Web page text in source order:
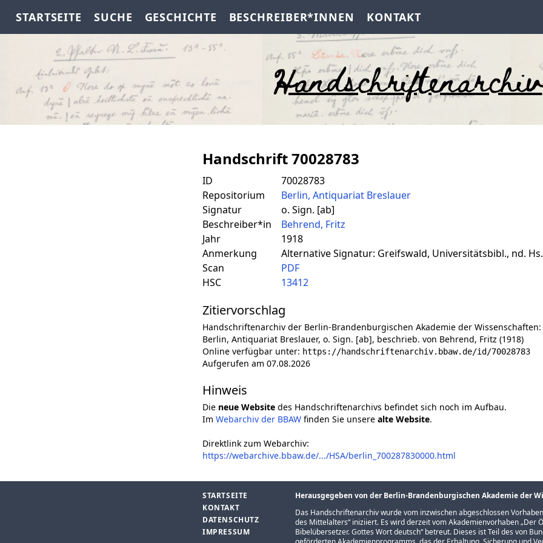
STARTSEITE SUCHE GESCHICHTE BESCHREIBER*INNEN KONTAKT
Handschriftenarchiv
Handschrift 70028783
ID
70028783
Repositorium
Berlin, Antiquariat Breslauer
Signatur
o. Sign. [ab]
Beschreiber*in
Behrend, Fritz
Jahr
1918
Anmerkung
Alternative Signatur: Greifswald, Universitätsbibl., nd.
Scan
PDF
HSC
13412
Zitiervorschlag
Handschriftenarchiv der Berlin-Brandenburgischen Akademie der Wissenschaften:
Berlin, Antiquariat Breslauer, o. Sign. [ab], beschrieb. von Behrend, Fritz (1918)
Online verfügbar unter: https://handschriftenarchiv.bbaw.de/id/70028783
Aufgerufen am 07.08.2026
Hinweis
Die neue Website des Handschriftenarchivs befindet sich noch im Aufbau.
Im Webarchiv der BBAW finden Sie unsere alte Website.
Direktlink zum Webarchiv:
https://webarchive.bbaw.de/.../HSA/berlin_700287830000.html
STARTSEITE
KONTAKT
DATENSCHUTZ
IMPRESSUM
Herausgegeben von der Berlin-Brandenburgischen Akademie der
Das Handschriftenarchiv wurde vom inzwischen abgeschlossen
des Mittelalters“ iniziiert. Es wird derzeit vom Akademienvorhaben „Der
Bibelübersetzer. Gottes Wort deutsch“ betreut. Dieses ist Teil des von